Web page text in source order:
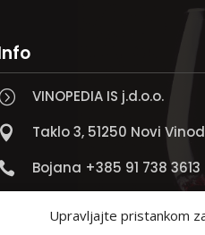
Upravljajte pristankom
VINOPEDIA IS j.d.o.o.
 Taklo 3, 51250 Novi
Bojana +385 91 738 3613